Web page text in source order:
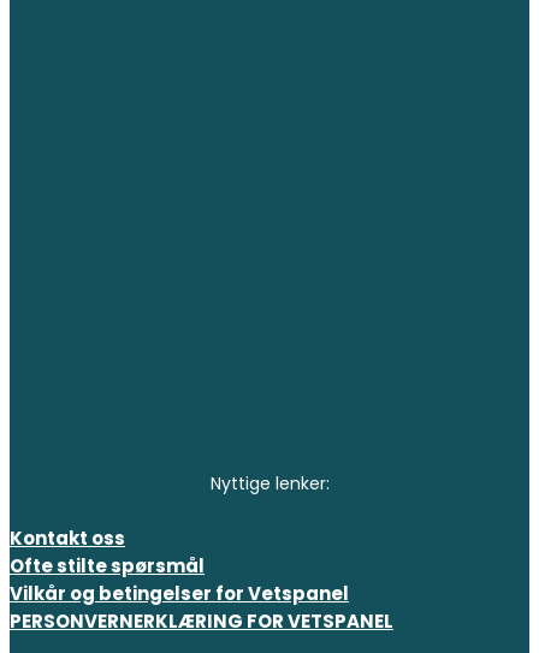
Nyttige lenker:
Kontakt oss
Ofte stilte spørsmål
Vilkår og betingelser for Vetspanel
PERSONVERNERKLÆRING FOR VETSPANEL